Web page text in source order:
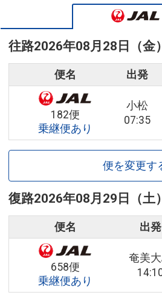
往路2026年08月28日（金）
便名 出発
182便
乗継便あり
小松
07:35
便を変更す
復路2026年08月29日（土）
便名 出発
658便
乗継便あり
奄美